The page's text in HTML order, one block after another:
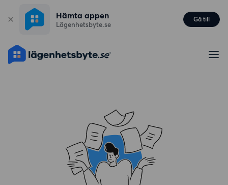
Hämta appen
Lägenhetsbyte.se
Gå till